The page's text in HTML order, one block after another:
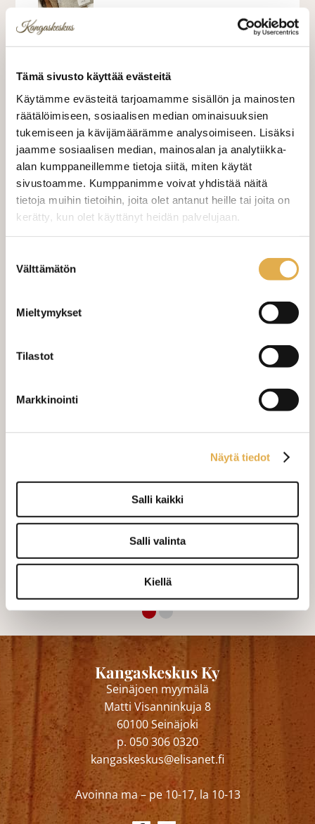
Tämä sivusto käyttää evästeitä
Käytämme evästeitä tarjoamamme sisällön ja mainosten
räätälöimiseen, sosiaalisen median ominaisuuksien
tukemiseen ja kävijämäärämme analysoimiseen. Lisäksi
jaamme sosiaalisen median, mainosalan ja analytiikka-
alan kumppaneillemme tietoja siitä, miten käytät
sivustoamme. Kumppanimme voivat yhdistää näitä
tietoja muihin tietoihin, joita olet antanut heille tai joita on
kerätty, kun olet käyttänyt heidän palvelujaan.
valinta
Välttämätön
Mieltymykset
Tilastot
Markkinointi
Näytä tiedot
Salli kaikki
Salli valinta
Kiellä
Kankaan leveys 140cm.Martindale 58 000.
Yhdessä kuvassa oikealla on tämä väri ja
vasemmalla Läder.
28,00 €
28,00 €/m
VALITSE KANKAAN PITUUS
Kangaskeskus Ky
Seinäjoen myymälä
Matti Visanninkuja 8
60100 Seinäjoki
p. 050 306 0320
kangaskeskus@elisanet.fi
Avoinna ma – pe 10-17, la 10-13